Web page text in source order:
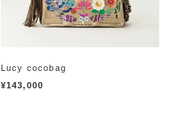
Lucy cocobag
¥143,000